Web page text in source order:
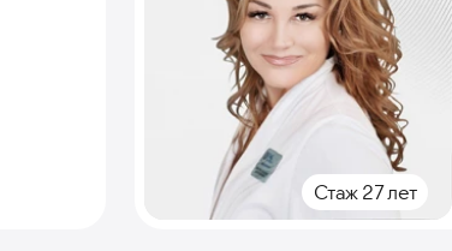
Стаж 27 лет